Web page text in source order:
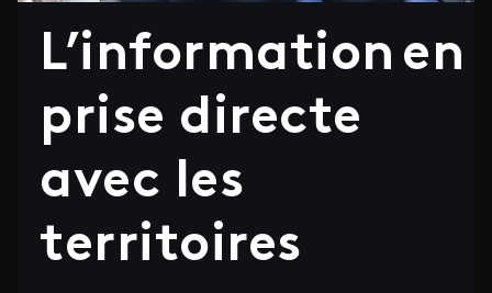
L’information en
prise directe
avec les
territoires